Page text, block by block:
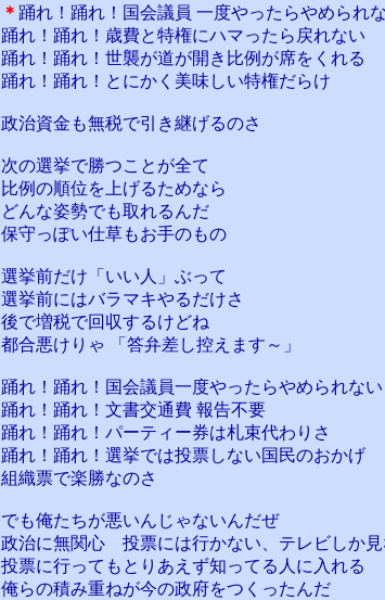
＊ 踊れ！踊れ！国会議員 一度やったらやめられ
踊れ！踊れ！歳費と特権にハマったら戻れない
踊れ！踊れ！世襲が道が開き比例が席をくれる
踊れ！踊れ！とにかく美味しい特権だらけ
政治資金も無税で引き継げるのさ
次の選挙で勝つことが全て
比例の順位を上げるためなら
どんな姿勢でも取れるんだ
保守っぽい仕草もお手のもの
選挙前だけ「いい人」ぶって
選挙前にはバラマキやるだけさ
後で増税で回収するけどね
都合悪けりゃ 「答弁差し控えます～」
踊れ！踊れ！国会議員一度やったらやめられない
踊れ！踊れ！文書交通費 報告不要
踊れ！踊れ！パーティー券は札束代わりさ
踊れ！踊れ！選挙では投票しない国民のおかげ
組織票で楽勝なのさ
でも俺たちが悪いんじゃないんだぜ
政治に無関心 投票には行かない、テレビしか
投票に行ってもとりあえず知ってる人に入れる
俺らの積み重ねが今の政府をつくったんだ